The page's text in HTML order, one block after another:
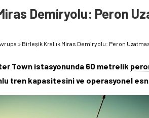
TGV ile 28 Fransız Şehrine Tek Bilet
Yolcu Trenine İHA Saldırısı: Zamanında Tahliye
Demiryolu: Peron
» Birleşik Krallık Miras Demiryolu: Peron
Town istasyonunda 60 metrelik
tren kapasitesini ve operasyonel